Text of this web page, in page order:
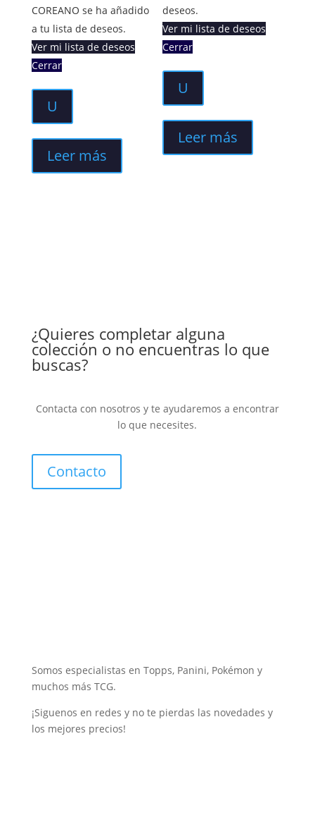
COREANO se ha añadido
a tu lista de deseos.
Ver mi lista de deseos
Cerrar
U
Leer más
deseos.
Ver mi lista de deseos
Cerrar
U
Leer más
¿Quieres completar alguna
colección o no encuentras lo que
buscas?
Contacta con nosotros y te ayudaremos a encontrar
lo que necesites.
Contacto
Somos especialistas en Topps, Panini, Pokémon y
muchos más TCG.
¡Siguenos en redes y no te pierdas las novedades y
los mejores precios!